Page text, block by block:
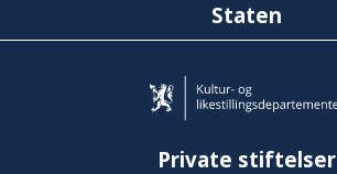
Staten
Private stiftelser